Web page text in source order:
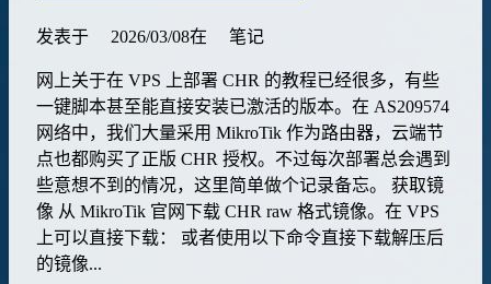
发表于 2026/03/08在 笔记
网上关于在 VPS 上部署 CHR 的教程已经很多，有些
一键脚本甚至能直接安装已激活的版本。在 AS209574
网络中，我们大量采用 MikroTik 作为路由器，云端节
点也都购买了正版 CHR 授权。不过每次部署总会遇到
些意想不到的情况，这里简单做个记录备忘。 获取镜
像 从 MikroTik 官网下载 CHR raw 格式镜像。在 VPS
上可以直接下载： 或者使用以下命令直接下载解压后
的镜像...